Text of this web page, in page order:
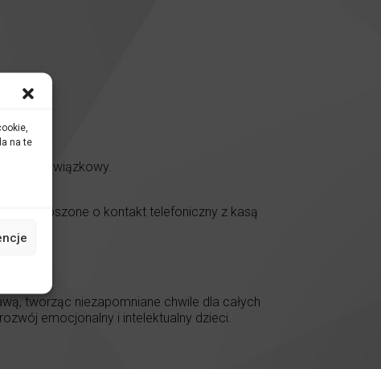
na te
jest obowiązkowy.
są proszone o kontakt telefoniczny z kasą
tworząc niezapomniane chwile dla całych
emocjonalny i intelektualny dzieci.